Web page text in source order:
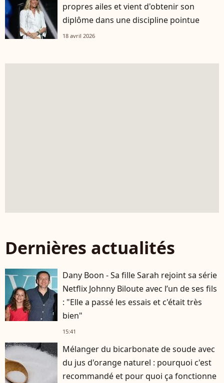
propres ailes et vient d'obtenir son
diplôme dans une discipline pointue
18 avril 2026
Dernières actualités
Dany Boon - Sa fille Sarah rejoint sa série
Netflix Johnny Biloute avec l’un de ses fils
: "Elle a passé les essais et c'était très
bien"
15:41
Mélanger du bicarbonate de soude avec
du jus d'orange naturel : pourquoi c'est
recommandé et pour quoi ça fonctionne